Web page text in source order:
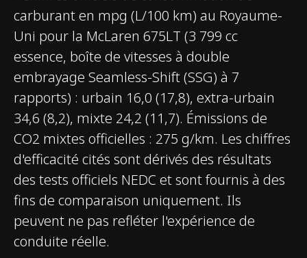
MASSE
Masse à vide (la plus
légère)
1,270kg (2,800lbs)
Masse à vide en ordre
de marche (DIN)
1,368kg (3,016lbs)
carburant en mpg (L/100 km) au Royaume-
Uni pour la McLaren 675LT (3 799 cc
essence, boîte de vitesses à double
embrayage Seamless-Shift (SSG) à 7
rapports) : urbain 16,0 (17,8), extra-urbain
34,6 (8,2), mixte 24,2 (11,7). Émissions de
CO2 mixtes officielles : 275 g/km. Les chiffres
d'efficacité cités sont dérivés des résultats
des tests officiels NEDC et sont fournis à des
fins de comparaison uniquement. Ils
peuvent ne pas refléter l'expérience de
conduite réelle.